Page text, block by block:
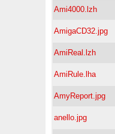
Ami4000.lzh
AmigaCD32.jpg
AmiReal.lzh
AmiRule.lha
AmyReport.jpg
anello.jpg